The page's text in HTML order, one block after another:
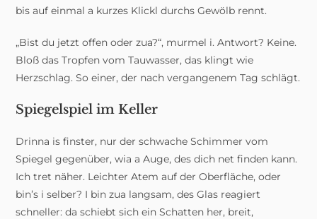
bis auf einmal a kurzes Klickl durchs Gewölb rennt.
„Bist du jetzt offen oder zua?“, murmel i. Antwort? Keine.
Bloß das Tropfen vom Tauwasser, das klingt wie
Herzschlag. So einer, der nach vergangenem Tag schlägt.
Spiegelspiel im Keller
Drinna is finster, nur der schwache Schimmer vom
Spiegel gegenüber, wia a Auge, des dich net finden kann.
Ich tret näher. Leichter Atem auf der Oberfläche, oder
bin’s i selber? I bin zua langsam, des Glas reagiert
schneller: da schiebt sich ein Schatten her, breit,